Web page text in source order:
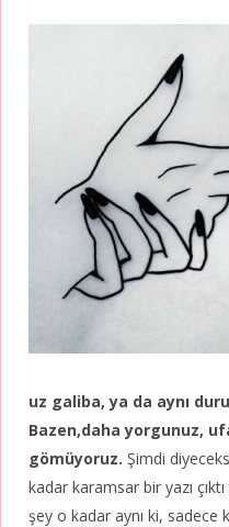
uz galiba, ya da aynı
Bazen,daha yorgunuz,
gömüyoruz. Şimdi
kadar karamsar bir yazı
şey o kadar aynı ki, sadece